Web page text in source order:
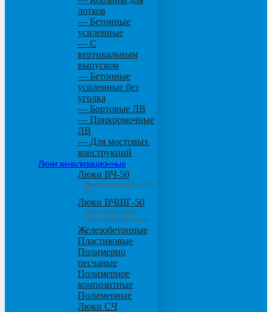
лотков
— Бетонные
усиленные
— С
вертикальным
выпуском
— Бетонные
усиленные без
уголка
— Бортовые ЛВ
— Прикромочные
ЛВ
— Для мостовых
конструкций
Люки канализационные
Люки ВЧ-50
Высокопрочный чугун
50
Люки ВЧШГ-50
Высокопрочный
сверхтяжелый чугун
Железобетонные
Пластиковые
Полимерно
песчаные
Полимерное
композитные
Полимерные
Люки СЧ